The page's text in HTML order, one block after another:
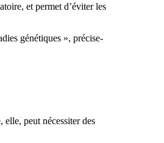
et permet d’éviter les
génétiques », précise-
elle, peut nécessiter des